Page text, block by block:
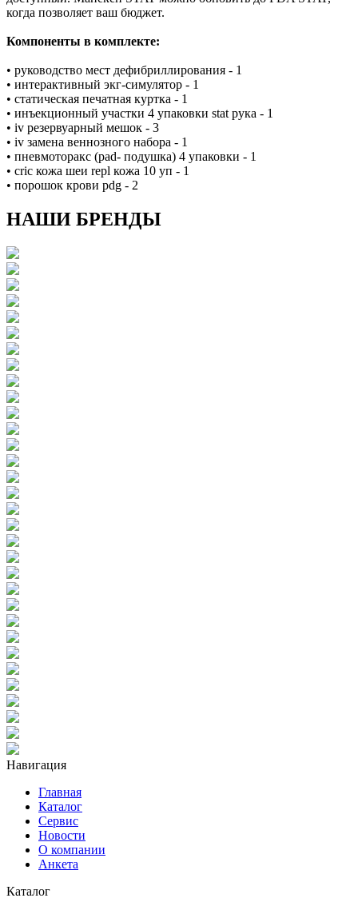
когда позволяет ваш бюджет.
Компоненты в комплекте:
• руководство мест дефибриллирования - 1
• интерактивный экг-симулятор - 1
• статическая печатная куртка - 1
• инъекционный участки 4 упаковки stat рука - 1
• iv резервуарный мешок - 3
• iv замена веннозного набора - 1
• пневмоторакс (pad- подушка) 4 упаковки - 1
• cric кожа шеи repl кожа 10 уп - 1
• порошок крови pdg - 2
НАШИ БРЕНДЫ
Навигация
Главная
Каталог
Сервис
Новости
О компании
Анкета
Каталог